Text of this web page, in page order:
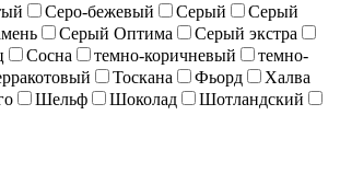
Серо-бежевый Серый
Серый
Серый Оптима
Серый экстра
Сосна темно-коричневый
темно-
Тоскана Фьорд
Халва
Шельф Шоколад
Шотландский